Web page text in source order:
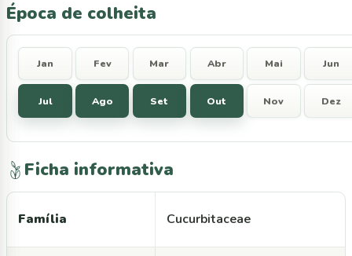
Época de colheita
Jan Fev Mar Abr Mai Jun
Jul Ago Set Out Nov Dez
Ficha informativa
Família Cucurbitaceae